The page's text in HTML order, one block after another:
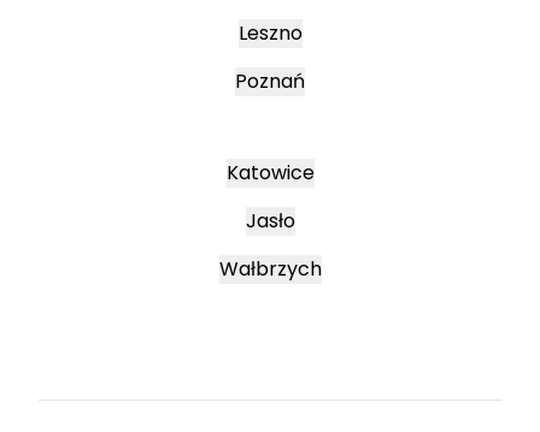
Leszno
Poznań
Katowice
Jasło
Wałbrzych